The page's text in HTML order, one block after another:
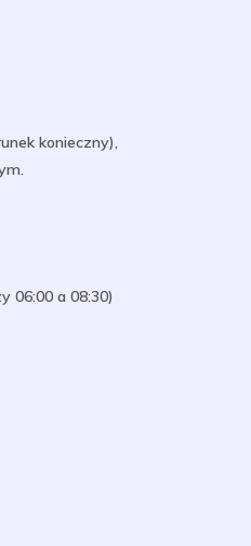
konieczny),
06:00 a 08:30)